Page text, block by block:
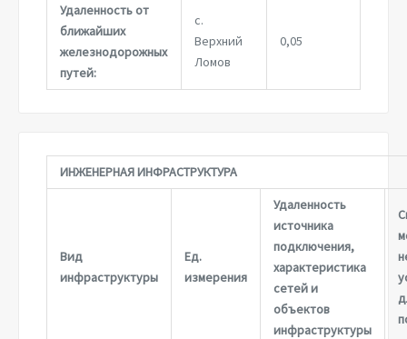
Удаленность от
ближайших
железнодорожных
путей:
с.
Верхний
Ломов
0,05
ИНЖЕНЕРНАЯ ИНФРАСТРУКТУРА
Вид
инфраструктуры
Ед.
измерения
Удаленность
источника
подключения,
характеристика
сетей и
объектов
инфраструктуры